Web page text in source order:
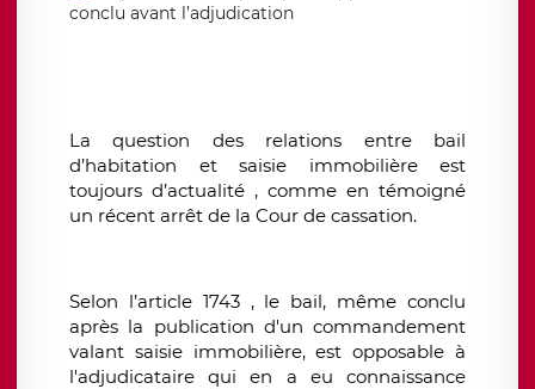
La question des relations entre bail
d’habitation et saisie immobilière est
toujours d’actualité , comme en témoigné
un récent arrêt de la Cour de cassation.
Selon l’article 1743 , le bail, même conclu
après la publication d'un commandement
valant saisie immobilière, est opposable à
l'adjudicataire qui en a eu connaissance